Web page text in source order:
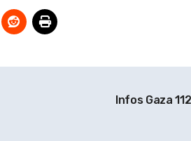
Infos Gaza